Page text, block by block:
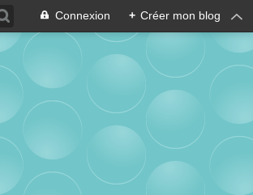
Connexion + Créer mon blog